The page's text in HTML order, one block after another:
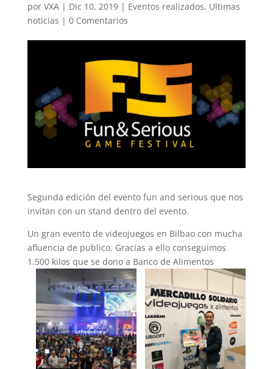
por VXA| Dic 10, 2019| Eventos realizados, Ultimas
noticias | 0 Comentarios
Segunda edición del evento fun and serious que nos
invitan con un stand dentro del evento.
Un gran evento de videojuegos en Bilbao con mucha
afluencia de publico. Gracias a ello conseguimos
1.500 kilos que se dono a Banco de Alimentos